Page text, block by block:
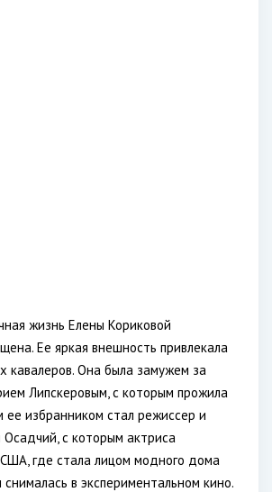
жизнь Елены Кориковой
Ее яркая внешность привлекала
кавалеров. Она была замужем за
Липскеровым, с которым прожила
ее избранником стал режиссер и
с которым актриса
где стала лицом модного дома
в экспериментальном кино.